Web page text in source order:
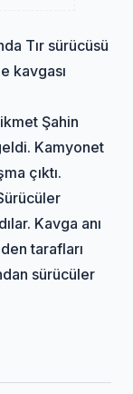
Tır sürücüsü
kavgası
Şahin
Kamyonet
çıktı.
Kavga anı
tarafları
sürücüler